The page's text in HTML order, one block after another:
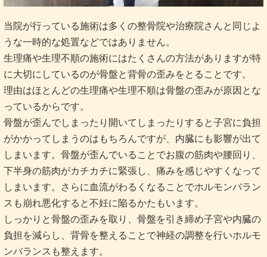
当院が行っている施術は多くの整骨院や治療院さんと同じよ
うな一時的な処置などではありません。
生理痛や生理不順の施術にはたくさんの方法がありますが特
に大切にしているのが骨盤と背骨の歪みをとることです。
理由はほとんどの生理痛や生理不順は骨盤の歪みが原因とな
っているからです。
骨盤が歪んでしまったり開いてしまったりすると子宮に負担
がかかってしまうのはもちろんですが、内臓にも影響が出て
しまいます。骨盤が歪んでいることでお腹の筋肉や腰回り、
下半身の筋肉がカチカチに緊張し、痛みを感じやすくなって
しまいます。さらに血流がわるくなることでホルモンバラン
スも崩れ悪化すると不妊に陥るかたもいます。
しっかりと骨盤の歪みを取り、骨盤を引き締め子宮や内臓の
負担を減らし、背骨を整えることで神経の調整を行いホルモ
ンバランスも整えます。